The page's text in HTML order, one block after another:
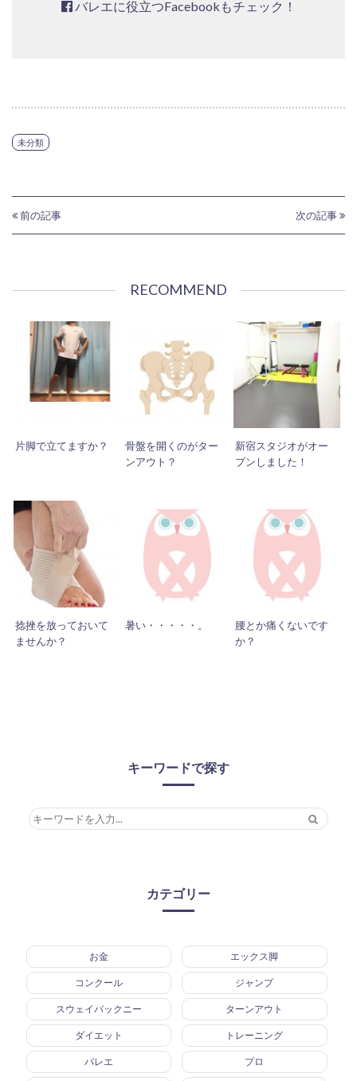
バレエに役立つFacebookもチェック！
未分類
前の記事 次の記事
RECOMMEND
片脚で立てますか？
骨盤を開くのがター
ンアウト？
新宿スタジオがオー
プンしました！
捻挫を放っておいて
ませんか？
暑い・・・・・。
腰とか痛くないです
か？
キーワードで探す
カテゴリー
お金 エックス脚
コンクール ジャンプ
スウェイバックニー ターンアウト
ダイエット トレーニング
バレエ プロ